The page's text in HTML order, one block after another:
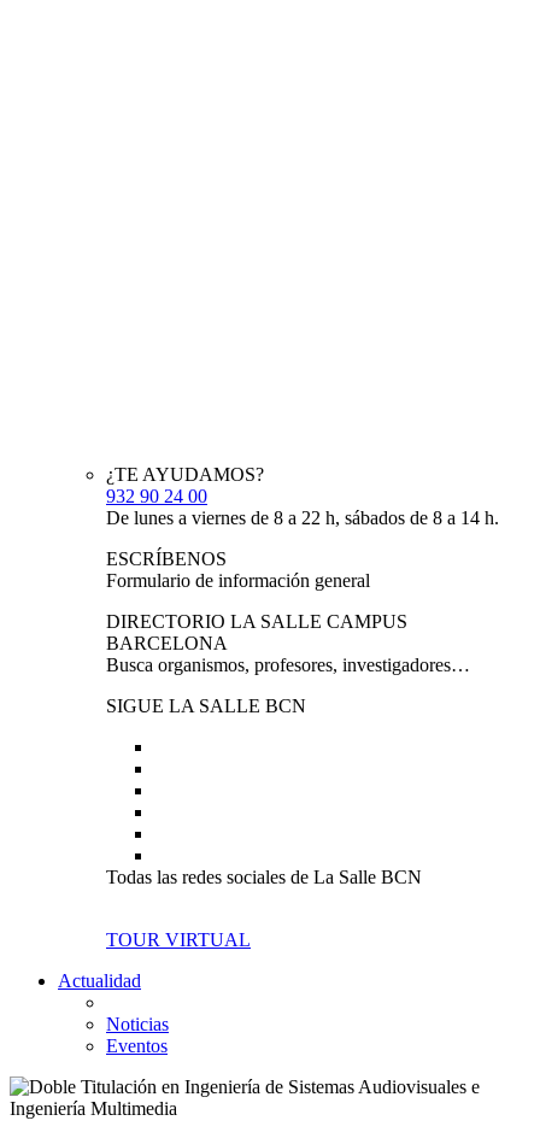
¿TE AYUDAMOS?
932 90 24 00
De lunes a viernes de 8 a 22 h, sábados de 8 a 14 h.
ESCRÍBENOS
Formulario de información general
DIRECTORIO LA SALLE CAMPUS
BARCELONA
Busca organismos, profesores, investigadores…
SIGUE LA SALLE BCN
Todas las redes sociales de La Salle BCN
TOUR VIRTUAL
Actualidad
Noticias
Eventos